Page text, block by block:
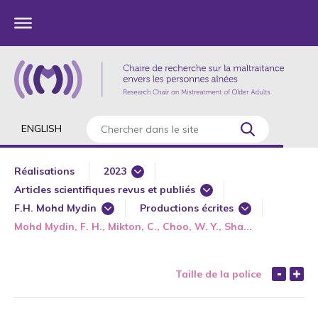
ENGLISH
Réalisations
2023
1985
1987
Articles scientifiques revus et publiés
Articles de revues professionnelles ou culturelles sans
Avant-propos
F.H. Mohd Mydin
A-F. Batista
Productions écrites
Articles de revues professionnelles
Avant-propos
Mohd Mydin, F. H., Mikton, C., Choo, W. Y., Sha...
Taille de la police